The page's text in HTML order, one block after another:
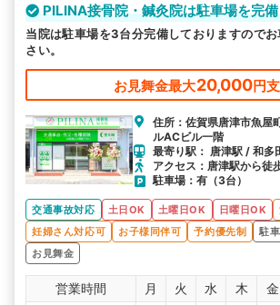
PILINA接骨院・鍼灸院は駐車場を完
当院は駐車場を3台分完備しておりますので
さい。
お見舞金最大20,000円
住所：佐賀県唐津市魚屋
ルACビル一階
最寄り駅： 唐津駅 / 和多
アクセス：唐津駅から徒
駐車場：有（3台）
交通事故対応 土日OK 土曜日OK 日曜日OK
妊婦さん対応可
お子様同伴可 予約優先制 駐
お見舞金
営業時間 月 火 水 木 金